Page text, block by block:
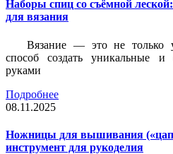
Наборы спиц со съёмной
для вязания
Вязание — это не только
способ создать уникальные и
руками
Подробнее
08.11.2025
Ножницы для вышивания
инструмент для рукоделия